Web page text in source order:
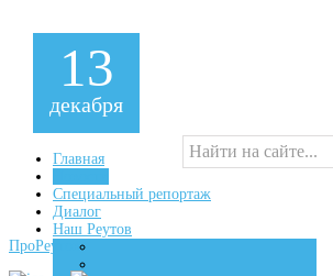
16+
ПроРеутов
Главная
Специальный репортаж
Диалог
Наш Реутов
13
декабря